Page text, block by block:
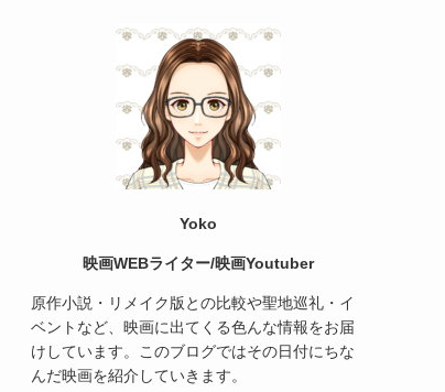
Yoko
映画WEBライター/映画Youtuber
原作小説・リメイク版との比較や聖地巡礼・イ
ベントなど、映画に出てくる色んな情報をお届
けしています。このブログではその日付にちな
んだ映画を紹介していきます。